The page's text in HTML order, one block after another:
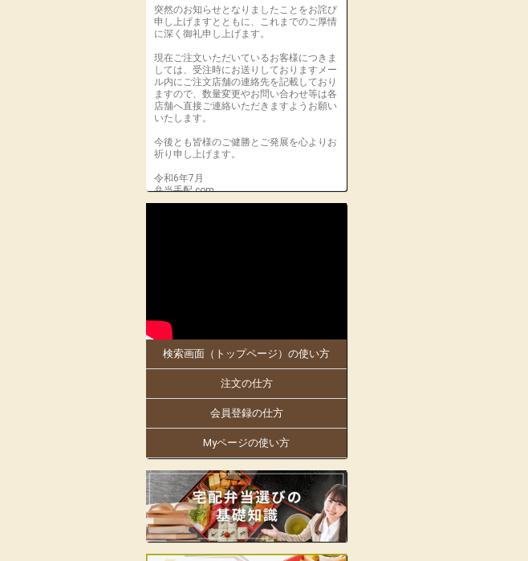
突然のお知らせとなりましたことをお詫び
申し上げますとともに、これまでのご厚情
に深く御礼申し上げます。
現在ご注文いただいているお客様につきま
しては、受注時にお送りしておりますメー
ル内にご注文店舗の連絡先を記載しており
ますので、数量変更やお問い合わせ等は各
店舗へ直接ご連絡いただきますようお願い
いたします。
今後とも皆様のご健勝とご発展を心よりお
祈り申し上げます。
令和6年7月
弁当手配.com
伝統の味を大阪・京都でもお楽しみくださ
い。
大阪万博にも出店中!人気商品の「まねき
のえきそば」の出汁を隠し味に使ったり
と、「お料理のまねき」でしかできない味
め込んでおります。
姫路駅の駅弁をはじめ、地域の仕出しやロ
ケ弁、様々なお集りのお弁当などを手掛け
ています。
ある老舗の味をお楽しみいただけます。
見た目も美しく楽しいお弁当をご提供し、
皆様の会合に彩りをお届けします。
店舗詳細ページはこちらから!
検索画面（トップページ）の使い方
注文の仕方
会員登録の仕方
Myページの使い方